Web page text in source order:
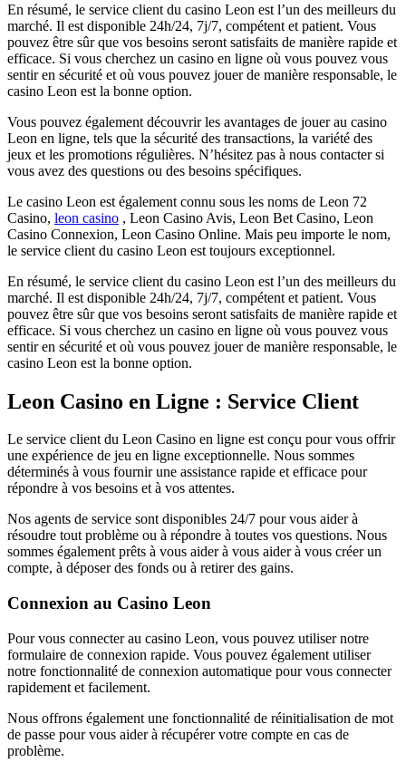
En résumé, le service client du casino Leon est l’un des meilleurs du
marché. Il est disponible 24h/24, 7j/7, compétent et patient. Vous
pouvez être sûr que vos besoins seront satisfaits de manière rapide et
efficace. Si vous cherchez un casino en ligne où vous pouvez vous
sentir en sécurité et où vous pouvez jouer de manière responsable, le
casino Leon est la bonne option.
Vous pouvez également découvrir les avantages de jouer au casino
Leon en ligne, tels que la sécurité des transactions, la variété des
jeux et les promotions régulières. N’hésitez pas à nous contacter si
vous avez des questions ou des besoins spécifiques.
Le casino Leon est également connu sous les noms de Leon 72
Casino, leon casino , Leon Casino Avis, Leon Bet Casino, Leon
Casino Connexion, Leon Casino Online. Mais peu importe le nom,
le service client du casino Leon est toujours exceptionnel.
En résumé, le service client du casino Leon est l’un des meilleurs du
marché. Il est disponible 24h/24, 7j/7, compétent et patient. Vous
pouvez être sûr que vos besoins seront satisfaits de manière rapide et
efficace. Si vous cherchez un casino en ligne où vous pouvez vous
sentir en sécurité et où vous pouvez jouer de manière responsable, le
casino Leon est la bonne option.
Leon Casino en Ligne : Service Client
Le service client du Leon Casino en ligne est conçu pour vous offrir
une expérience de jeu en ligne exceptionnelle. Nous sommes
déterminés à vous fournir une assistance rapide et efficace pour
répondre à vos besoins et à vos attentes.
Nos agents de service sont disponibles 24/7 pour vous aider à
résoudre tout problème ou à répondre à toutes vos questions. Nous
sommes également prêts à vous aider à vous aider à vous créer un
compte, à déposer des fonds ou à retirer des gains.
Connexion au Casino Leon
Pour vous connecter au casino Leon, vous pouvez utiliser notre
formulaire de connexion rapide. Vous pouvez également utiliser
notre fonctionnalité de connexion automatique pour vous connecter
rapidement et facilement.
Nous offrons également une fonctionnalité de réinitialisation de mot
de passe pour vous aider à récupérer votre compte en cas de
problème.